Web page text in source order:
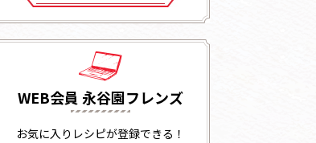
WEB会員 永谷園フレンズ
お気に入りレシピが登録できる！